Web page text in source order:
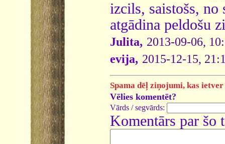
izcils, saistošs,
atgādina peldošu
Julita, 2013-09-06,
evija, 2015-12-15,
Spama dēļ ziņojumi, kas
Vēlies komentēt?
Vārds / segvārds:
Komentārs par šo